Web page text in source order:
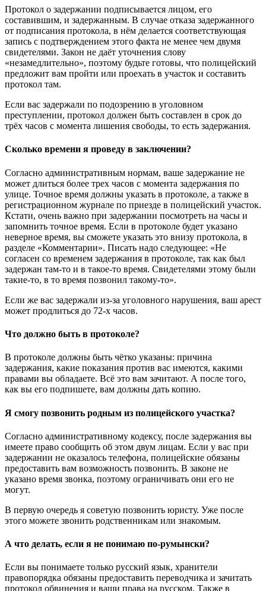
Протокол о задержании подписывается лицом, его
составившим, и задержанным. В случае отказа задержанного
от подписания протокола, в нём делается соответствующая
запись с подтверждением этого факта не менее чем двумя
свидетелями. Закон не даёт уточнения слову
«незамедлительно», поэтому будьте готовы, что полицейский
предложит вам пройти или проехать в участок и составить
протокол там.
Если вас задержали по подозрению в уголовном
преступлении, протокол должен быть составлен в срок до
трёх часов с момента лишения свободы, то есть задержания.
Сколько времени я проведу в заключении?
Согласно административным нормам, ваше задержание не
может длиться более трех часов с момента задержания по
улице. Точное время должны указать в протоколе, а также в
регистрационном журнале по приезде в полицейский участок.
Кстати, очень важно при задержании посмотреть на часы и
запомнить точное время. Если в протоколе будет указано
неверное время, вы сможете указать это внизу протокола, в
разделе «Комментарии». Писать надо следующее: «Не
согласен со временем задержания в протоколе, так как был
задержан там-то и в такое-то время. Свидетелями этому были
такие-то, в то время позвонил такому-то».
Если же вас задержали из-за уголовного нарушения, ваш арест
может продлиться до 72-х часов.
Что должно быть в протоколе?
В протоколе должны быть чётко указаны: причина
задержания, какие показания против вас имеются, какими
правами вы обладаете. Всё это вам зачитают. А после того,
как вы его подпишете, вам должны дать копию.
Я смогу позвонить родным из полицейского участка?
Согласно административному кодексу, после задержания вы
имеете право сообщить об этом двум лицам. Если у вас при
задержании не оказалось телефона, полицейские обязаны
предоставить вам возможность позвонить. В законе не
указано время звонка, поэтому ограничивать они его не
могут.
В первую очередь я советую позвонить юристу. Уже после
этого можете звонить родственникам или знакомым.
А что делать, если я не понимаю по-румынски?
Если вы понимаете только русский язык, хранители
правопорядка обязаны предоставить переводчика и зачитать
протокол обвинения и ваши права на русском. Также в